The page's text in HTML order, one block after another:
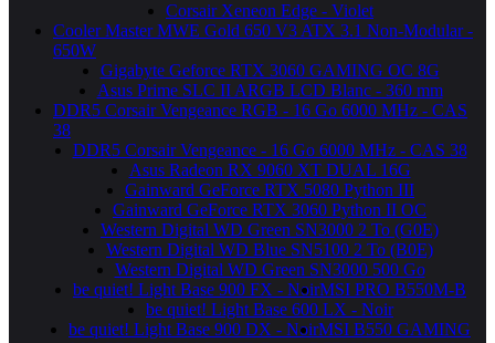
Corsair Xeneon Edge - Violet
Cooler Master MWE Gold 650 V3 ATX 3.1 Non-Modular -
650W
Gigabyte Geforce RTX 3060 GAMING OC 8G
Asus Prime SLC II ARGB LCD Blanc - 360 mm
DDR5 Corsair Vengeance RGB - 16 Go 6000 MHz - CAS
38
DDR5 Corsair Vengeance - 16 Go 6000 MHz - CAS 38
Asus Radeon RX 9060 XT DUAL 16G
Gainward GeForce RTX 5080 Python III
Gainward GeForce RTX 3060 Python II OC
Western Digital WD Green SN3000 2 To (G0E)
Western Digital WD Blue SN5100 2 To (B0E)
Western Digital WD Green SN3000 500 Go
be quiet! Light Base 900 FX - NoirMSI PRO B550M-B
be quiet! Light Base 600 LX - Noir
be quiet! Light Base 900 DX - NoirMSI B550 GAMING